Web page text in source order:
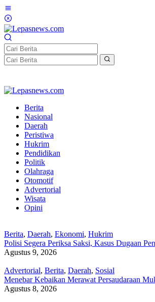
Lewati
ke
konten
Berita
Nasional
Daerah
Peristiwa
Hukrim
Pendidikan
Politik
Olahraga
Otomotif
Advertorial
Wisata
Opini
Berita, Daerah, Ekonomi, Hukrim
Polisi Segera Periksa Saksi, Kasus Dugaan
Agustus 9, 2026
Advertorial, Berita, Daerah, Sosial
Menebar Kebaikan Merawat Persaudaraan
Agustus 8, 2026